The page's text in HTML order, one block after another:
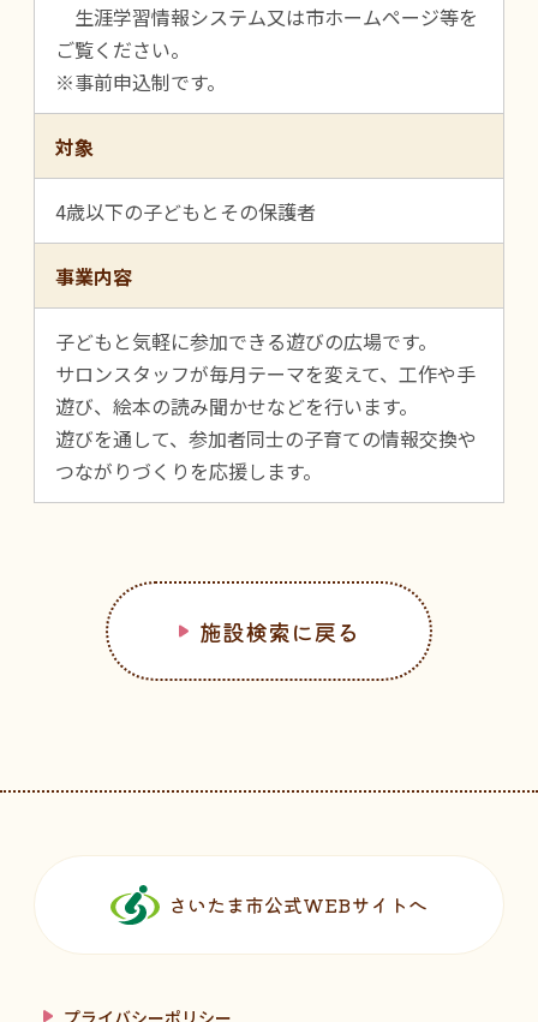
生涯学習情報システム又は市ホームページ等を
ご覧ください。
※事前申込制です。
対象
4歳以下の子どもとその保護者
事業内容
子どもと気軽に参加できる遊びの広場です。
サロンスタッフが毎月テーマを変えて、工作や手
遊び、絵本の読み聞かせなどを行います。
遊びを通して、参加者同士の子育ての情報交換や
つながりづくりを応援します。
施設検索に戻る
さいたま市公式WEBサイトへ
プライバシーポリシー